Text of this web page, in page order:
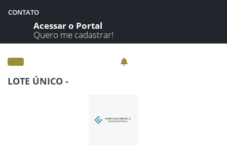
CONTATO
Acessar o Portal
Quero me cadastrar!
LOTE ÚNICO -